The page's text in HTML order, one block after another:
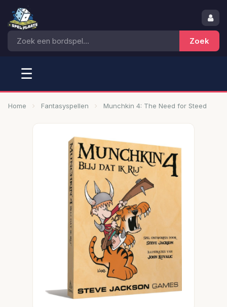
☰
Home Fantasyspellen Munchkin 4: The Need for Steed